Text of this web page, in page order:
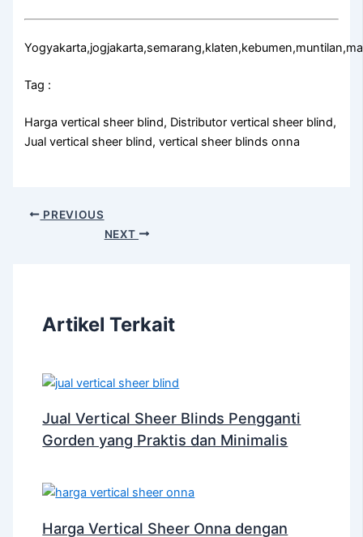
Tag :
Harga vertical sheer blind, Distributor vertical sheer blind,
Jual vertical sheer blind, vertical sheer blinds onna
PREVIOUS
NEXT
Artikel Terkait
Jual Vertical Sheer Blinds Pengganti
Gorden yang Praktis dan Minimalis
Harga Vertical Sheer Onna dengan